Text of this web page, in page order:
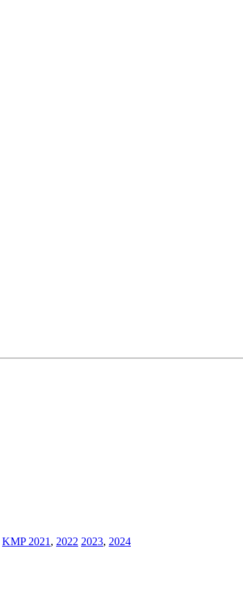
KMP 2021 , 2022 2023, 2024